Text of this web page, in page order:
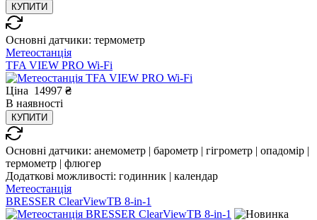
КУПИТИ
Основні датчики: термометр
Метеостанція
TFA VIEW PRO Wi-Fi
Ціна 14997 ₴
В наявності
КУПИТИ
Основні датчики: анемометр | барометр | гігрометр | опадомір |
термометр | флюгер
Додаткові можливості: годинник | календар
Метеостанція
BRESSER ClearViewTB 8-in-1